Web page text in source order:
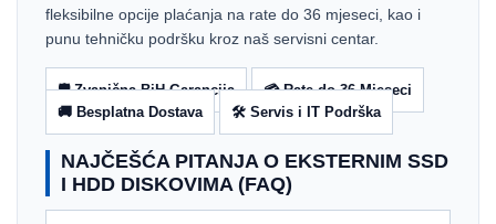
fleksibilne opcije plaćanja na rate do 36 mjeseci, kao i
punu tehničku podršku kroz naš servisni centar.
🛡️ Zvanična BiH Garancija
💳 Rate do 36 Mjeseci
🚚 Besplatna Dostava
🛠️ Servis i IT Podrška
NAJČEŠĆA PITANJA O EKSTERNIM SSD
I HDD DISKOVIMA (FAQ)